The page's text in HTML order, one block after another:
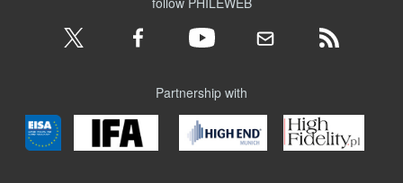
Partnership with